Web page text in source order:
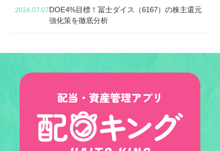
2026.07.07DOE4%目標！冨士ダイス（6167）の株主還元
強化策を徹底分析